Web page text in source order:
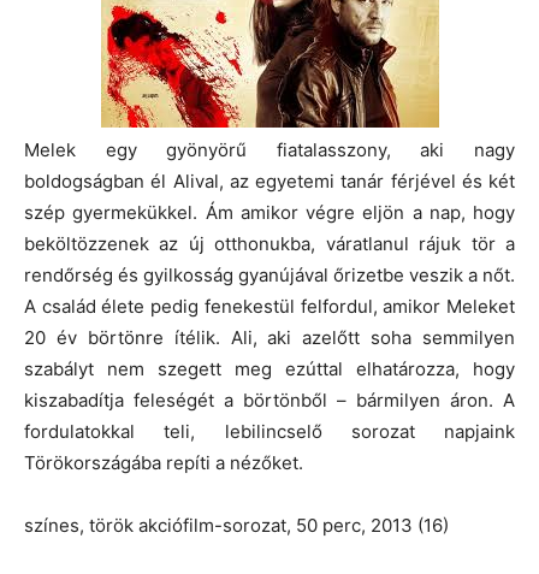
Melek egy gyönyörű fiatalasszony, aki nagy
boldogságban él Alival, az egyetemi tanár férjével és két
szép gyermekükkel. Ám amikor végre eljön a nap, hogy
beköltözzenek az új otthonukba, váratlanul rájuk tör a
rendőrség és gyilkosság gyanújával őrizetbe veszik a nőt.
A család élete pedig fenekestül felfordul, amikor Meleket
20 év börtönre ítélik. Ali, aki azelőtt soha semmilyen
szabályt nem szegett meg ezúttal elhatározza, hogy
kiszabadítja feleségét a börtönből – bármilyen áron. A
fordulatokkal teli, lebilincselő sorozat napjaink
Törökországába repíti a nézőket.
színes, török akciófilm-sorozat, 50 perc, 2013 (16)